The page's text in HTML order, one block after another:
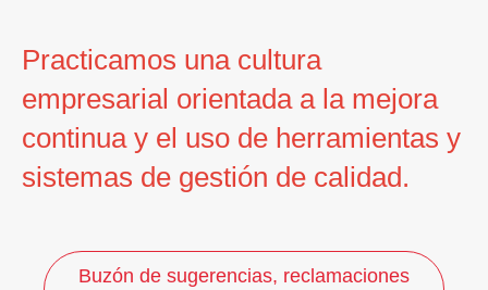
Practicamos una cultura
empresarial orientada a la mejora
continua y el uso de herramientas y
sistemas de gestión de calidad.
Buzón de sugerencias, reclamaciones